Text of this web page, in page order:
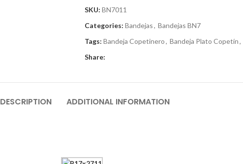
SKU: BN7011
Categories: Bandejas, Bandejas BN7
Tags: Bandeja Copetinero, Bandeja Plato Copetín,
Share:
DESCRIPTION ADDITIONAL INFORMATION